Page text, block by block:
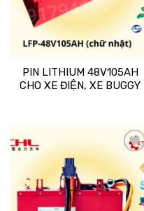
PIN LITHIUM 48V105AH
CHO XE ĐIỆN, XE BUGGY
wishlist